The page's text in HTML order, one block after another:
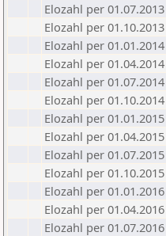
Elozahl per 01.07.2013
Elozahl per 01.10.2013
Elozahl per 01.01.2014
Elozahl per 01.04.2014
Elozahl per 01.07.2014
Elozahl per 01.10.2014
Elozahl per 01.01.2015
Elozahl per 01.04.2015
Elozahl per 01.07.2015
Elozahl per 01.10.2015
Elozahl per 01.01.2016
Elozahl per 01.04.2016
Elozahl per 01.07.2016